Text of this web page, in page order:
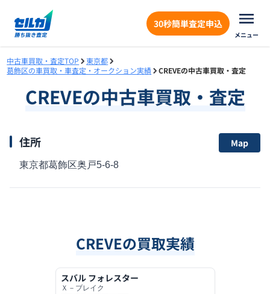
30秒簡単査定申込
メニュー
中古車買取・査定TOP
東京都
葛飾区の車買取・車査定・オークション実績
CREVEの中古車買取・査定
CREVEの中古車買取・査定
住所
東京都葛飾区奥戸5-6-8
Map
CREVEの買取実績
スバル フォレスター
Ｘ－ブレイク